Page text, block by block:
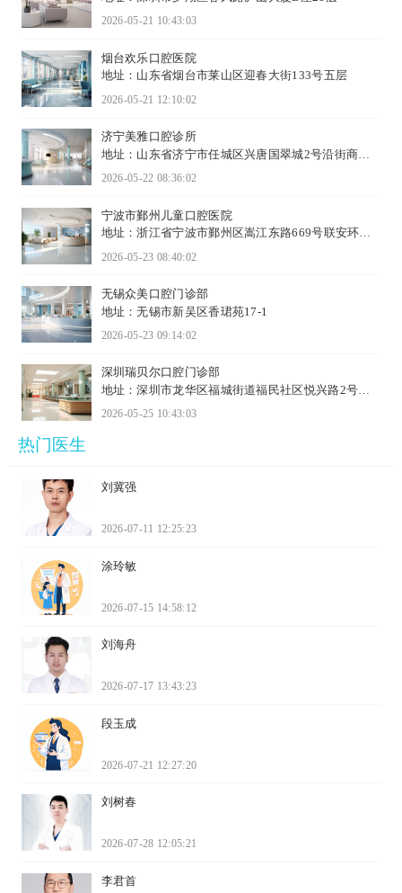
2026-05-21 10:43:03
烟台欢乐口腔医院
地址：山东省烟台市莱山区迎春大街133号五层
2026-05-21 12:10:02
济宁美雅口腔诊所
地址：山东省济宁市任城区兴唐国翠城2号沿街商住
2026-05-22 08:36:02
宁波市鄞州儿童口腔医院
地址：浙江省宁波市鄞州区嵩江东路669号联安环球
2026-05-23 08:40:02
无锡众美口腔门诊部
地址：无锡市新吴区香珺苑17-1
2026-05-23 09:14:02
深圳瑞贝尔口腔门诊部
地址：深圳市龙华区福城街道福民社区悦兴路2号悦
2026-05-25 10:43:03
热门医生
刘冀强
2026-07-11 12:25:23
涂玲敏
2026-07-15 14:58:12
刘海舟
2026-07-17 13:43:23
段玉成
2026-07-21 12:27:20
刘树春
2026-07-28 12:05:21
李君首